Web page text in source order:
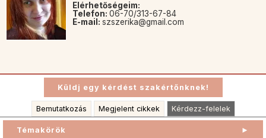
Elérhetőségeim:
Telefon: 06-70/313-67-84
E-mail: szszerika@gmail.com
Bemutatkozás Megjelent cikkek Kérdezz-felelek
Témakörök ►